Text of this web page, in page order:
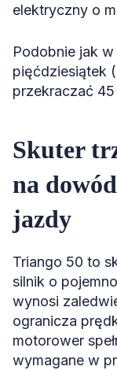
elektryczny o
Podobnie jak
pięćdziesiątek
przekraczać 45
Skuter
na
jazdy
Triango 50 to
silnik o
wynosi
ogranicza
motorower
wymagane w